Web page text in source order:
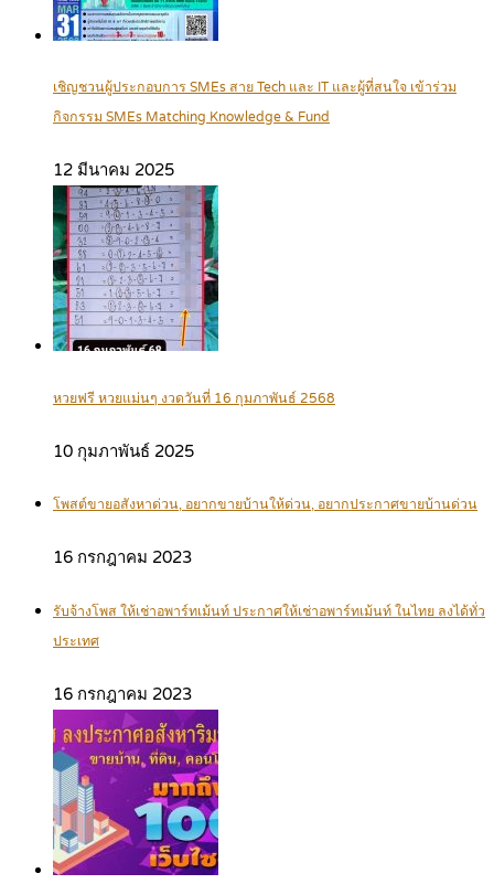
เชิญชวนผู้ประกอบการ SMEs สาย Tech และ IT และผู้ที่สนใจ เข้าร่วม
กิจกรรม SMEs Matching Knowledge & Fund
12 มีนาคม 2025
หวยฟรี หวยแม่นๆ งวดวันที่ 16 กุมภาพันธ์ 2568
10 กุมภาพันธ์ 2025
โพสต์ขายอสังหาด่วน, อยากขายบ้านให้ด่วน, อยากประกาศขายบ้านด่วน
16 กรกฎาคม 2023
รับจ้างโพส ให้เช่าอพาร์ทเม้นท์ ประกาศให้เช่าอพาร์ทเม้นท์ ในไทย ลงได้ทั่ว
ประเทศ
16 กรกฎาคม 2023